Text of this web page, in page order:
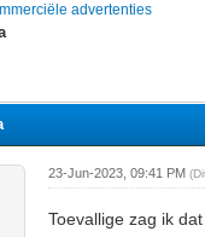
advertenties
23-Jun-2023, 09:41 PM
Toevallige zag ik